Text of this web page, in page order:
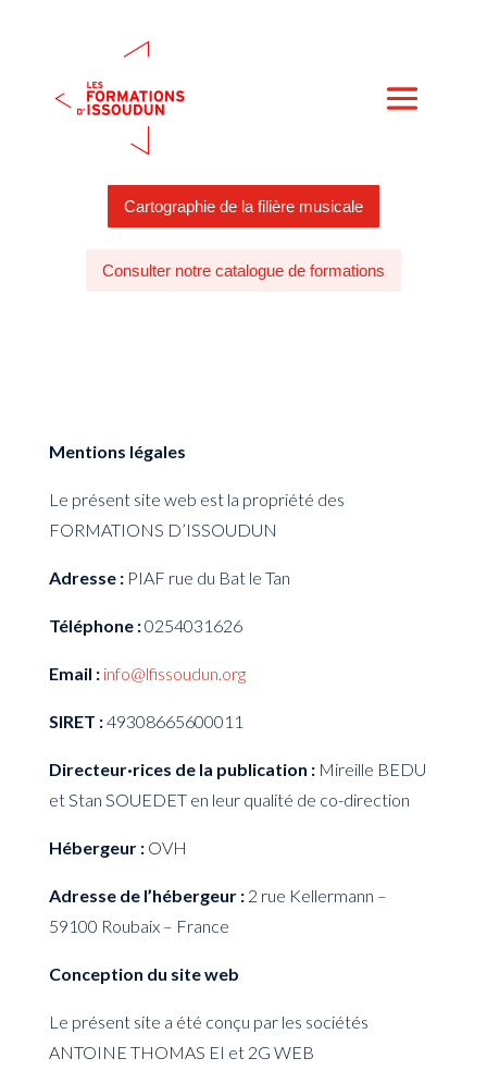
Cartographie de la filière musicale
Consulter notre catalogue de formations
Mentions légales
Le présent site web est la propriété des
FORMATIONS D’ISSOUDUN
Adresse :PIAF rue du Bat le Tan
Téléphone :0254031626
Email : info@lfissoudun.org
SIRET :49308665600011
Directeur·rices de la publication : Mireille BEDU
et Stan SOUEDET en leur qualité de co-direction
Hébergeur :OVH
Adresse de l’hébergeur :2 rue Kellermann –
59100 Roubaix – France
Conception du site web
Le présent site a été conçu par les sociétés
ANTOINE THOMAS EI et 2G WEB